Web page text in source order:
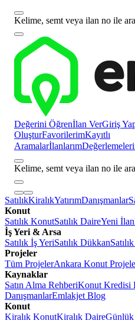
Kelime, semt veya ilan no ile
Değerini Öğrenİlan VerGiriş
OluşturFavorilerimKayıtlı
Aramalarİlanlarım
Kelime, semt veya ilan no ile
SatılıkKiralıkYatırımDanışmanlar
Konut
Satılık KonutSatılık DaireYeni
İş Yeri & Arsa
Satılık İş YeriSatılık Dükkan
Projeler
Tüm ProjelerAnkara Konut
Kaynaklar
Satın Alma RehberiKonut Kredisi
DanışmanlarEmlakjet Blog
Konut
Kiralık KonutKiralık Daire